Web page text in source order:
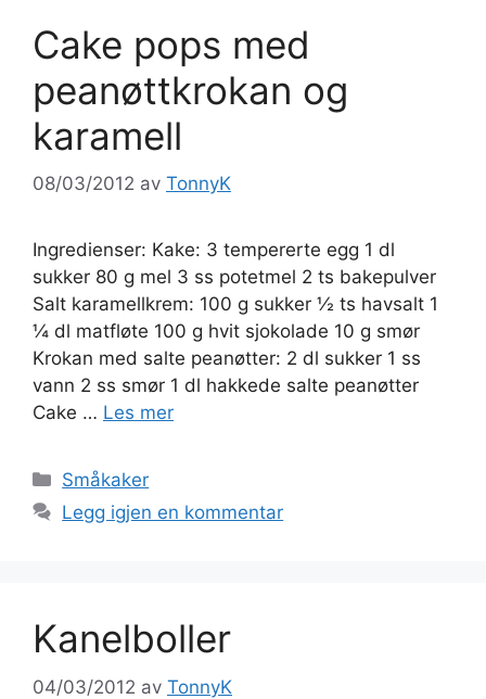
Cake pops med
peanøttkrokan og
karamell
08/03/2012 av TonnyK
Ingredienser: Kake: 3 tempererte egg 1 dl
sukker 80 g mel 3 ss potetmel 2 ts bakepulver
Salt karamellkrem: 100 g sukker ½ ts havsalt 1
¼ dl matfløte 100 g hvit sjokolade 10 g smør
Krokan med salte peanøtter: 2 dl sukker 1 ss
vann 2 ss smør 1 dl hakkede salte peanøtter
Cake … Les mer
Kategorier
Småkaker
Legg igjen en kommentar
Kanelboller
04/03/2012 av TonnyK